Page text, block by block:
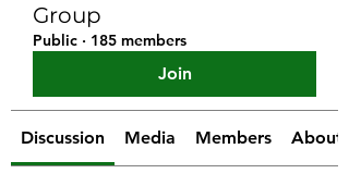
Group
Public · 185 members
Join
Discussion Media Members About